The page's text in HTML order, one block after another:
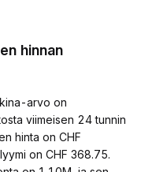
hinnan
arvo on
viimeisen 24 tunnin
hinta on CHF
on CHF 368.75.